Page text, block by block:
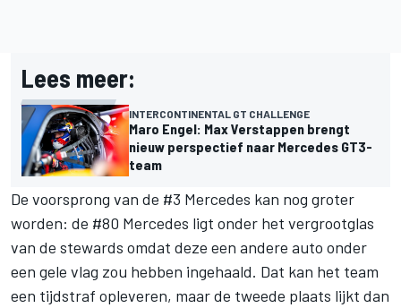
Lees meer:
INTERCONTINENTAL GT CHALLENGE
Maro Engel: Max Verstappen brengt
nieuw perspectief naar Mercedes GT3-
team
De voorsprong van de #3 Mercedes kan nog groter
worden: de #80 Mercedes ligt onder het vergrootglas
van de stewards omdat deze een andere auto onder
een gele vlag zou hebben ingehaald. Dat kan het team
een tijdstraf opleveren, maar de tweede plaats lijkt dan